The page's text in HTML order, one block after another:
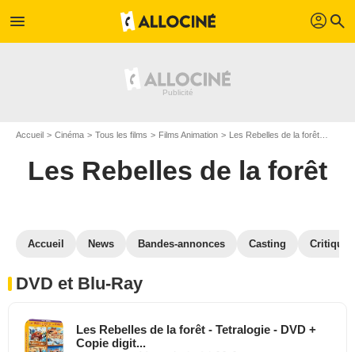
menu profil search
Accueil Cinéma Tous les films Films Animation Les Rebelles de la forêt
Les Rebelles de la forêt
Accueil News Bandes-annonces Casting
DVD et Blu-Ray
Les Rebelles de la forêt - Tetralogie - DVD +
Copie digit...